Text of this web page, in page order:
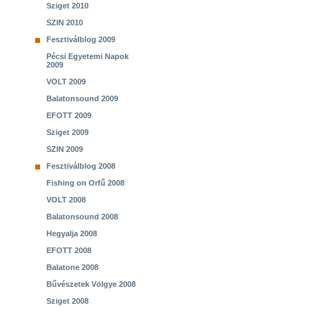
Sziget 2010
SZIN 2010
Fesztiválblog 2009
Pécsi Egyetemi Napok
2009
VOLT 2009
Balatonsound 2009
EFOTT 2009
Sziget 2009
SZIN 2009
Fesztiválblog 2008
Fishing on Orfű 2008
VOLT 2008
Balatonsound 2008
Hegyalja 2008
EFOTT 2008
Balatone 2008
Bűvészetek Völgye 2008
Sziget 2008